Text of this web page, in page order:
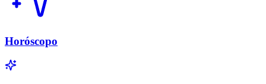
Horóscopo